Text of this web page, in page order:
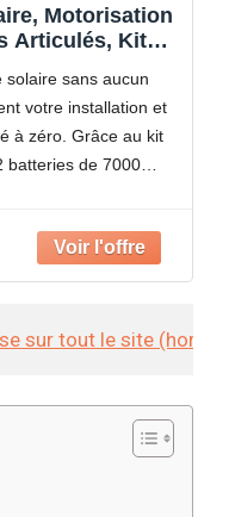
Motorisation
Articulés, Kit
Solaire, 5m
d'Énergie, Gris,
solaire sans aucun
votre installation et
à zéro. Grâce au kit
batteries de 7000
sur tout le site (hors